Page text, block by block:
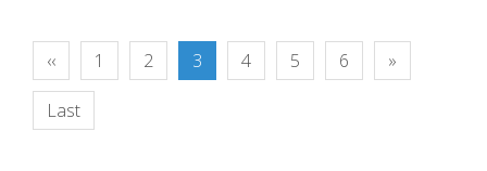
‹‹ 1 2 3 4 5 6 »
Last